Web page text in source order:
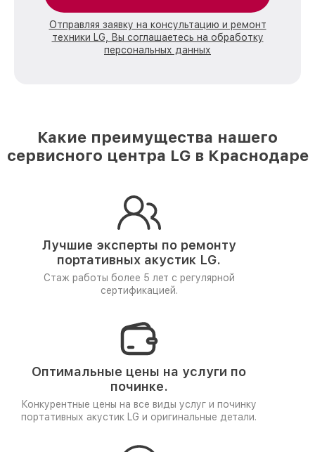
Отправляя заявку на консультацию и ремонт
техники LG, Вы соглашаетесь на обработку
персональных данных
Какие преимущества нашего
сервисного центра LG в Краснодаре
Лучшие эксперты по ремонту
портативных акустик LG.
Стаж работы более 5 лет с регулярной
сертификацией.
Оптимальные цены на услуги по
починке.
Конкурентные цены на все виды услуг и починку
портативных акустик LG и оригинальные детали.